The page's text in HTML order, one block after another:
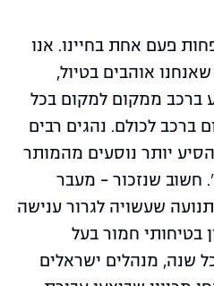
פעם אחת בחיינו. אנו
אוהבים בטיול,
ברכב ממקום למקום בכל
ברכב לכולם. נהגים רבים
יותר נוסעים מהמותר
חשוב שנזכור – מעבר
שעשויה לגרור ענישה
בטיחותי חמור בעל
שנה, מנהלים ישראלים